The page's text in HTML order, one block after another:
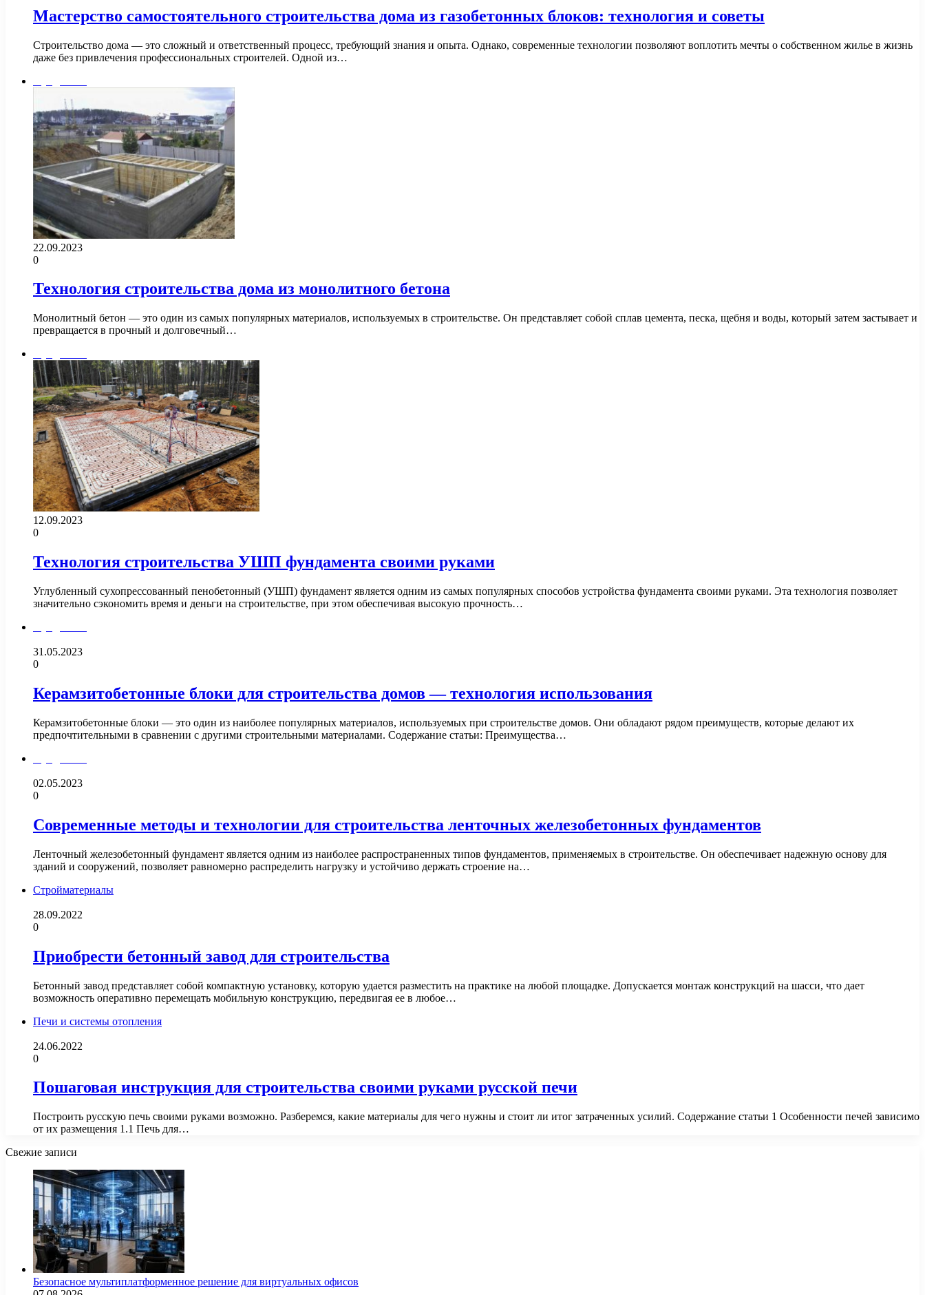
Мастерство самостоятельного строительства дома из газобетонных блоков: технология и советы
Строительство дома — это сложный и ответственный процесс, требующий знания и опыта. Однако, современные технологии позволяют воплотить мечты о собственном жилье в жизнь
даже без привлечения профессиональных строителей. Одной из…
22.09.2023
0
Технология строительства дома из монолитного бетона
Монолитный бетон — это один из самых популярных материалов, используемых в строительстве. Он представляет собой сплав цемента, песка, щебня и воды, который затем застывает и
превращается в прочный и долговечный…
12.09.2023
0
Технология строительства УШП фундамента своими руками
Углубленный сухопрессованный пенобетонный (УШП) фундамент является одним из самых популярных способов устройства фундамента своими руками. Эта технология позволяет
значительно сэкономить время и деньги на строительстве, при этом обеспечивая высокую прочность…
31.05.2023
0
Керамзитобетонные блоки для строительства домов — технология использования
Керамзитобетонные блоки — это один из наиболее популярных материалов, используемых при строительстве домов. Они обладают рядом преимуществ, которые делают их
предпочтительными в сравнении с другими строительными материалами. Содержание статьи: Преимущества…
02.05.2023
0
Современные методы и технологии для строительства ленточных железобетонных фундаментов
Ленточный железобетонный фундамент является одним из наиболее распространенных типов фундаментов, применяемых в строительстве. Он обеспечивает надежную основу для
зданий и сооружений, позволяет равномерно распределить нагрузку и устойчиво держать строение на…
Стройматериалы
28.09.2022
0
Приобрести бетонный завод для строительства
Бетонный завод представляет собой компактную установку, которую удается разместить на практике на любой площадке. Допускается монтаж конструкций на шасси, что дает
возможность оперативно перемещать мобильную конструкцию, передвигая ее в любое…
Печи и системы отопления
24.06.2022
0
Пошаговая инструкция для строительства своими руками русской печи
Построить русскую печь своими руками возможно. Разберемся, какие материалы для чего нужны и стоит ли итог затраченных усилий. Содержание статьи 1 Особенности печей зависимо
от их размещения 1.1 Печь для…
Свежие записи
Безопасное мультиплатформенное решение для виртуальных офисов